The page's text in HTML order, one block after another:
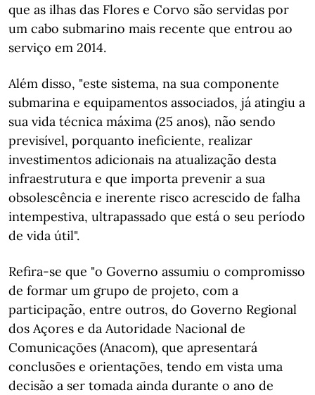
que as ilhas das Flores e Corvo são servidas por
um cabo submarino mais recente que entrou ao
serviço em 2014.
Além disso, "este sistema, na sua componente
submarina e equipamentos associados, já atingiu a
sua vida técnica máxima (25 anos), não sendo
previsível, porquanto ineficiente, realizar
investimentos adicionais na atualização desta
infraestrutura e que importa prevenir a sua
obsolescência e inerente risco acrescido de falha
intempestiva, ultrapassado que está o seu período
de vida útil".
Refira-se que "o Governo assumiu o compromisso
de formar um grupo de projeto, com a
participação, entre outros, do Governo Regional
dos Açores e da Autoridade Nacional de
Comunicações (Anacom), que apresentará
conclusões e orientações, tendo em vista uma
decisão a ser tomada ainda durante o ano de